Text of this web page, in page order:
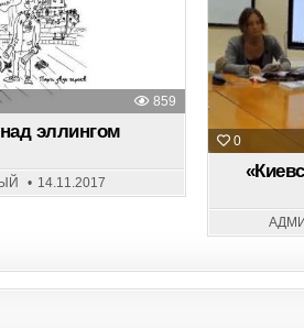
859
эллингом
14.11.2017
0